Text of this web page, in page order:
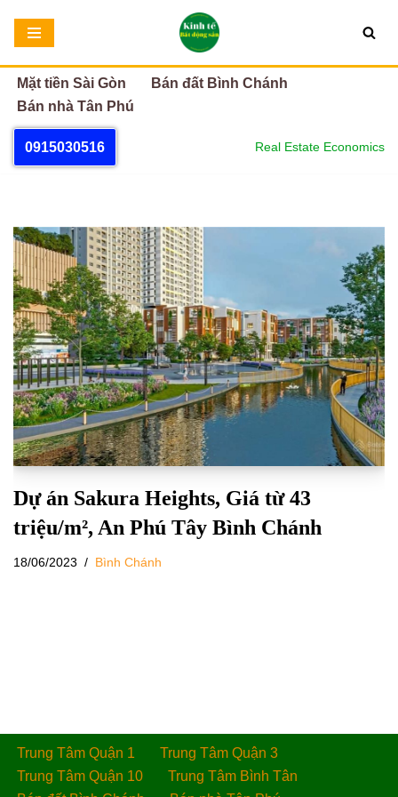
Chuyển
tới
nội
dung
Mặt tiền Sài Gòn
Bán đất Bình Chánh
Bán nhà Tân Phú
0915030516 Real Estate Economics
Dự án Sakura Heights, Giá từ 43
triệu/m², An Phú Tây Bình Chánh
18/06/2023 Bình Chánh
Trung Tâm Quận 1
Trung Tâm Quận 3
Trung Tâm Quận 10
Trung Tâm Bình Tân